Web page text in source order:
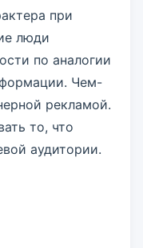
при
люди
по аналогии
Чем-
рекламой.
то, что
аудитории.